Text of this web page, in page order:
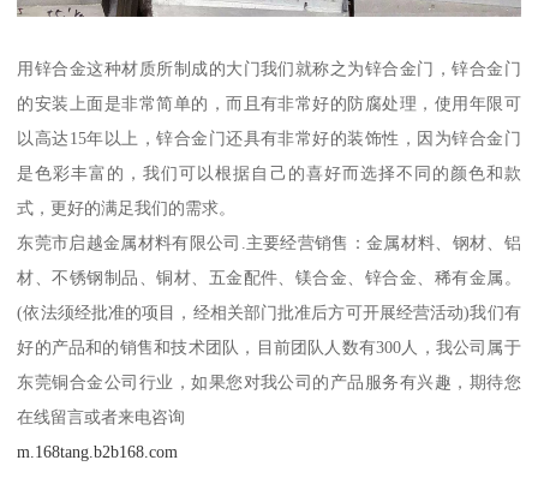
用锌合金这种材质所制成的大门我们就称之为锌合金门，锌合金门
的安装上面是非常简单的，而且有非常好的防腐处理，使用年限可
以高达15年以上，锌合金门还具有非常好的装饰性，因为锌合金门
是色彩丰富的，我们可以根据自己的喜好而选择不同的颜色和款
式，更好的满足我们的需求。
东莞市启越金属材料有限公司.主要经营销售：金属材料、钢材、铝
材、不锈钢制品、铜材、五金配件、镁合金、锌合金、稀有金属。
(依法须经批准的项目，经相关部门批准后方可开展经营活动)我们有
好的产品和的销售和技术团队，目前团队人数有300人，我公司属于
东莞铜合金公司行业，如果您对我公司的产品服务有兴趣，期待您
在线留言或者来电咨询
m.168tang.b2b168.com